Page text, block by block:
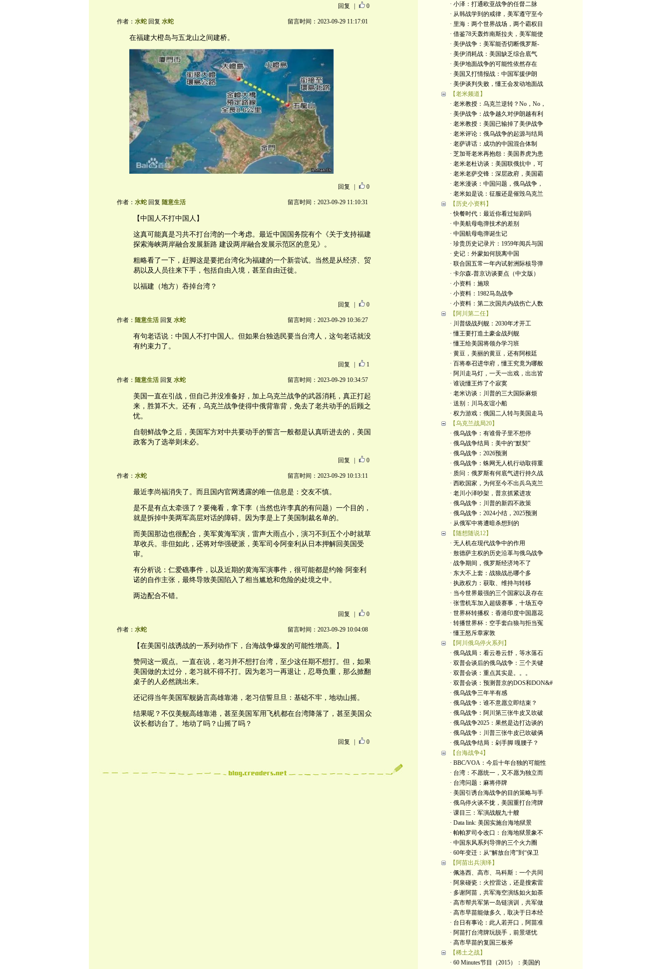
回复 0
作者： 水蛇回复 水蛇 留言时间：2023-09-29 11:17:01
在福建大橙岛与五龙山之间建桥。
回复 0
作者： 水蛇回复 随意生活 留言时间：2023-09-29 11:10:31
【中国人不打中国人】
这真可能真是习共不打台湾的一个考虑。最近中国国务院有个《关于支持福建
探索海峡两岸融合发展新路 建设两岸融合发展示范区的意见》。
粗略看了一下，赶脚这是要把台湾化为福建的一个新尝试。当然是从经济、贸
易以及人员往来下手，包括自由入境，甚至自由迁徙。
以福建（地方）吞掉台湾？
回复 0
作者： 随意生活回复 水蛇 留言时间：2023-09-29 10:36:27
有句老话说：中国人不打中国人。但如果台独选民要当台湾人，这句老话就没
有约束力了。
回复 1
作者： 随意生活回复 水蛇 留言时间：2023-09-29 10:34:57
美国一直在引战，但自己并没准备好，加上乌克兰战争的武器消耗，真正打起
来，胜算不大。还有，乌克兰战争使得中俄背靠背，免去了老共动手的后顾之
忧。
自朝鲜战争之后，美国军方对中共要动手的誓言一般都是认真听进去的，美国
政客为了选举则未必。
回复 0
作者： 水蛇 留言时间：2023-09-29 10:13:11
最近李尚福消失了。而且国内官网透露的唯一信息是：交友不慎。
是不是有点太牵强了？要俺看，拿下李（当然也许李真的有问题）一个目的，
就是拆掉中美两军高层对话的障碍。因为李是上了美国制裁名单的。
而美国那边也很配合，美军黄海军演，雷声大雨点小，演习不到五个小时就草
草收兵。非但如此，还将对华强硬派，美军司令阿奎利从日本押解回美国受
审。
有分析说：仁爱礁事件，以及近期的黄海军演事件，很可能都是约翰·阿奎利
诺的自作主张，最终导致美国陷入了相当尴尬和危险的处境之中。
两边配合不错。
回复 0
作者： 水蛇 留言时间：2023-09-29 10:04:08
【在美国引战诱战的一系列动作下，台海战争爆发的可能性增高。】
赞同这一观点。一直在说，老习并不想打台湾，至少这任期不想打。但，如果
美国做的太过分，老习就不得不打。因为老习一再退让，忍辱负重，那么掀翻
桌子的人必然跳出来。
还记得当年美国军舰扬言高雄靠港，老习信誓旦旦：基础不牢，地动山摇。
结果呢？不仅美舰高雄靠港，甚至美国军用飞机都在台湾降落了，甚至美国众
议长都访台了。地动了吗？山摇了吗？
回复 0
· 小泽：打通欧亚战争的任督二脉
· 从韩战学到的戒律，美军遵守至今
· 里海：两个世界战场，两个霸权目
· 借鉴78天轰炸南斯拉夫，美军能使
· 美伊战争：美军能否切断俄罗斯-
· 美伊消耗战：美国缺乏综合底气
· 美伊地面战争的可能性依然存在
· 美国又打情报战：中国军援伊朗
· 美伊谈判失败，懂王会发动地面战
【老米频道】
· 老米教授：乌克兰逆转？No，No，
· 美伊战争：战争越久对伊朗越有利
· 老米教授：美国已输掉了美伊战争
· 老米评论：俄乌战争的起源与结局
· 老萨讲话：成功的中国混合体制
· 芝加哥老米再抱怨：美国养虎为患
· 老米老杜访谈：美国联俄抗中，可
· 老米老萨交锋：深层政府，美国霸
· 老米漫谈：中国问题，俄乌战争，
· 老米如是说：征服还是催毁乌克兰
【历史小资料】
· 快餐时代：最近你看过短剧吗
· 中美航母电弹技术的差别
· 中国航母电弹诞生记
· 珍贵历史记录片：1959年阅兵与国
· 史记：外蒙如何脱离中国
· 联合国五常一年内试射洲际核导弹
· 卡尔森-普京访谈要点（中文版）
· 小资料：施琅
· 小资料：1982马岛战争
· 小资料：第二次国共内战伤亡人数
【阿川第二任】
· 川普级战列舰：2030年才开工
· 懂王要打造土豪金战列舰
· 懂王给美国将领办学习班
· 黄豆，美丽的黄豆，还有阿根廷
· 百将奉召进华府，懂王究竟为哪般
· 阿川走马灯，一天一出戏，出出皆
· 谁说懂王炸了个寂寞
· 老米访谈：川普的三大国际麻烦
· 送别：川马友谊小船
· 权力游戏：俄国二人转与美国走马
【乌克兰战局20】
· 俄乌战争：有谁骨子里不想停
· 俄乌战争结局：美中的“默契”
· 俄乌战争：2026预测
· 俄乌战争：蛛网无人机行动取得重
· 质问：俄罗斯有何底气进行持久战
· 西欧国家，为何至今不出兵乌克兰
· 老川小泽吵架，普京抓紧进攻
· 俄乌战争：川普的新四不政策
· 俄乌战争：2024小结，2025预测
· 从俄军中将遭暗杀想到的
【随想随说12】
· 无人机在现代战争中的作用
· 敖德萨主权的历史沿革与俄乌战争
· 战争期间，俄罗斯经济垮不了
· 东大不上套：战狼战怂哪个多
· 执政权力：获取、维持与转移
· 当今世界最强的三个国家以及存在
· 张雪机车加入超级赛事，十场五夺
· 世界杯转播权：香港印度中国愿花
· 转播世界杯：空手套白狼与拒当冤
· 懂王怒斥章家敦
【阿川俄乌停火系列】
· 俄乌战局：看云卷云舒，等水落石
· 双普会谈后的俄乌战争：三个关键
· 双普会谈：重点其实是。。。
· 双普会谈：预测普京的DOS和DON&#
· 俄乌战争三年半有感
· 俄乌战争：谁不意愿立即结束？
· 俄乌战争：阿川第三张牛皮又吹破
· 俄乌战争2025：果然是边打边谈的
· 俄乌战争：川普三张牛皮已吹破俩
· 俄乌战争结局：剁手脚 嘎腰子？
【台海战争4】
· BBC/VOA：今后十年台独的可能性
· 台湾：不愿统一，又不愿为独立而
· 台湾问题：麻将停牌
· 美国引诱台海战争的目的策略与手
· 俄乌停火谈不拢，美国重打台湾牌
· 课目三：军演战舰九十艘
· Data link: 美国实施台海地狱景
· 帕帕罗司令改口：台海地狱景象不
· 中国东风系列导弹的三个火力圈
· 60年变迁：从“解放台湾”到“保卫
【阿苗出兵演绎】
· 佩洛西、高市、马科斯：一个共同
· 阿泉碰瓷：火控雷达，还是搜索雷
· 多谢阿苗，共军海空演练如火如荼
· 高市帮共军第一岛链演训，共军做
· 高市早苗能做多久，取决于日本经
· 台日有事论：此人若开口，阿苗准
· 阿苗打台湾牌玩脱手，前景堪忧
· 高市早苗的复国三板斧
【稀土之战】
· 60 Minutes节目（2015）：美国的